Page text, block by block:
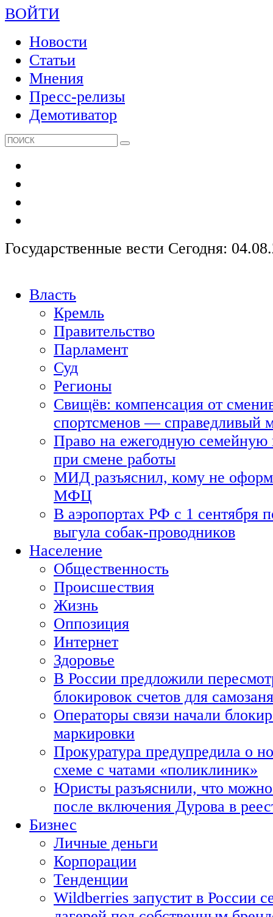
ВОЙТИ
Новости
Статьи
Мнения
Пресс-релизы
Демотиватор
Государственные вести Сегодня:
Власть
Кремль
Правительство
Парламент
Суд
Регионы
Свищёв: компенсация от
спортсменов — справедливый
Право на ежегодную семейную
при смене работы
МИД разъяснил, кому не
МФЦ
В аэропортах РФ с 1 сентября
выгула собак-проводников
Население
Общественность
Происшествия
Жизнь
Оппозиция
Интернет
Здоровье
В России предложили
блокировок счетов для
Операторы связи начали
маркировки
Прокуратура предупредила о
схеме с чатами «поликлиник»
Юристы разъяснили, что можно
после включения Дурова в
Бизнес
Личные деньги
Корпорации
Тенденции
Wildberries запустит в России